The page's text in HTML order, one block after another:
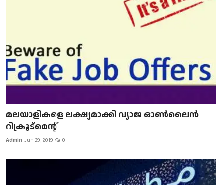
മലയാളികളെ ലക്ഷ്യമാക്കി വ്യാജ ഓൺലൈൻ
റിക്രൂട്മെന്റ്
Admin Jun 29, 2019 0